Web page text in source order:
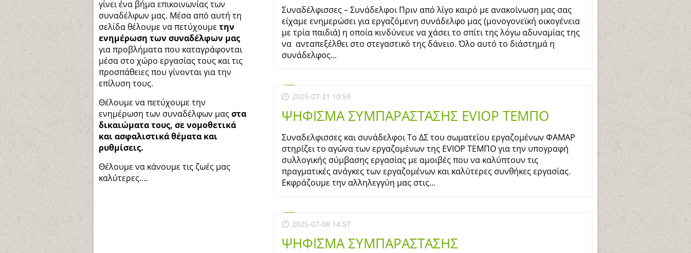
Συναδέλφισσες – Συνάδελφοι Πριν από λίγο καιρό με ανακοίνωση μας σας
είχαμε ενημερώσει για εργαζόμενη συνάδελφο μας (μονογονεϊκή οικογένεια
με τρία παιδιά) η οποία κινδύνευε να χάσει το σπίτι της λόγω αδυναμίας της
να ανταπεξέλθει στο στεγαστικό της δάνειο. Όλο αυτό το διάστημά η
συνάδελφος...
2025-07-21 10:59
ΨΗΦΙΣΜΑ ΣΥΜΠΑΡΑΣΤΑΣΗΣ EVIOP ΤΕΜΠΟ
Συναδελφισσες και συνάδελφοι Το ΔΣ του σωματείου εργαζομένων ΦΑΜΑΡ
στηρίζει το αγώνα των εργαζομένων της EVIOP ΤΕΜΠΟ για την υπογραφή
συλλογικής σύμβασης εργασίας με αμοιβές που να καλύπτουν τις
πραγματικές ανάγκες των εργαζομένων και καλύτερες συνθήκες εργασίας.
Εκφράζουμε την αλληλεγγύη μας στις...
2025-07-08 14:57
ΨΗΦΙΣΜΑ ΣΥΜΠΑΡΑΣΤΑΣΗΣ
γίνει ένα βήμα επικοινωνίας των
συναδέλφων μας. Μέσα από αυτή τη
σελίδα θέλουμε να πετύχουμε την
ενημέρωση των συναδέλφων μας
για προβλήματα που καταγράφονται
μέσα στο χώρο εργασίας τους και τις
προσπάθειες που γίνονται για την
επίλυση τους.
Θέλουμε να πετύχουμε την
ενημέρωση των συναδέλφων μαςστα
δικαιώματα τους, σε νομοθετικά
και ασφαλιστικά θέματα και
ρυθμίσεις.
Θέλουμε να κάνουμε τις ζωές μας
καλύτερες….